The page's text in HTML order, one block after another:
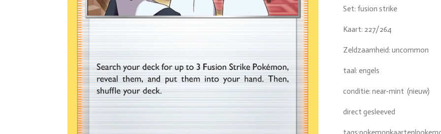
Set: fusion strike
Kaart: 227/264
Zeldzaamheid: uncommon
taal: engels
conditie: near-mint (nieuw)
direct gesleeved